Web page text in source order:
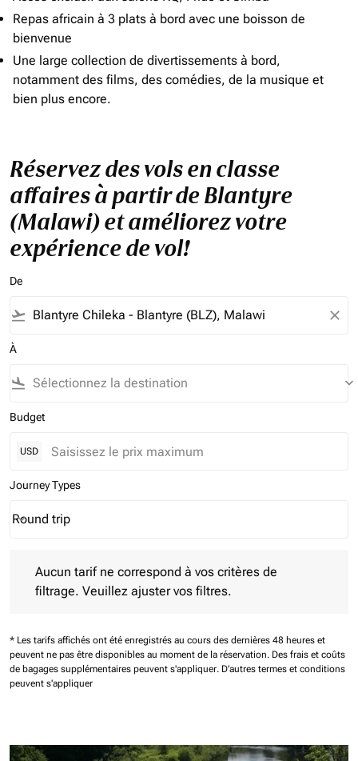
Repas africain à 3 plats à bord avec une boisson de
bienvenue
Une large collection de divertissements à bord,
notamment des films, des comédies, de la musique et
bien plus encore.
Réservez des vols en classe
affaires à partir de Blantyre
(Malawi) et améliorez votre
expérience de vol!
De
flight_takeoff close
À
flight_land keyboard_arrow_down
Budget
USD
Journey Types
Journey Types option Round trip Selected
Round trip
keyboard_arrow_down
Aucun tarif ne correspond à vos critères de
filtrage. Veuillez ajuster vos filtres.
* Les tarifs affichés ont été enregistrés au cours des dernières 48 heures et
peuvent ne pas être disponibles au moment de la réservation. Des frais et coûts
de bagages supplémentaires peuvent s'appliquer. D'autres termes et conditions
peuvent s'appliquer